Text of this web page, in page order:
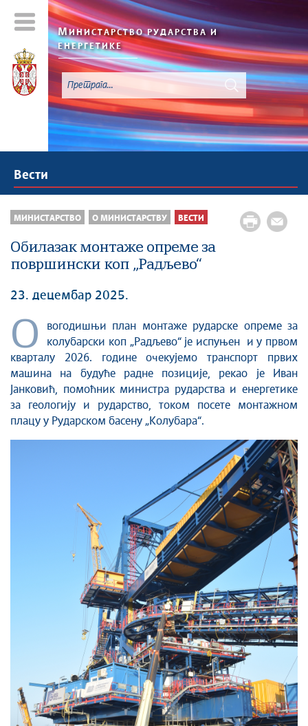
МИНИСТАРСТВО РУДАРСТВА И
ЕНЕРГЕТИКЕ
Вести
МИНИСТАРСТВО О МИНИСТАРСТВУ ВЕСТИ
Обилазак монтаже опреме за
површински коп „Радљево“
23. децембар 2025.
О
вогодишњи план монтаже рударске опреме за
колубарски коп „Радљево“ је испуњен и у првом
кварталу 2026. године очекујемо транспорт првих
машина на будуће радне позиције, рекао је Иван
Јанковић, помоћник министра рударства и енергетике
за геологију и рударство, током посете монтажном
плацу у Рударском басену „Колубара“.